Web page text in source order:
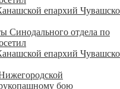
Синодального отдела по
епархий